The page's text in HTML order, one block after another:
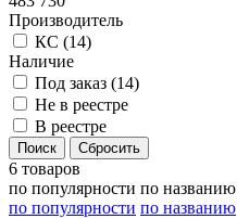
Производитель
КС (14)
Наличие
Под заказ (14)
Не в реестре
В реестре
6 товаров
по популярности по названию
по популярности по названию